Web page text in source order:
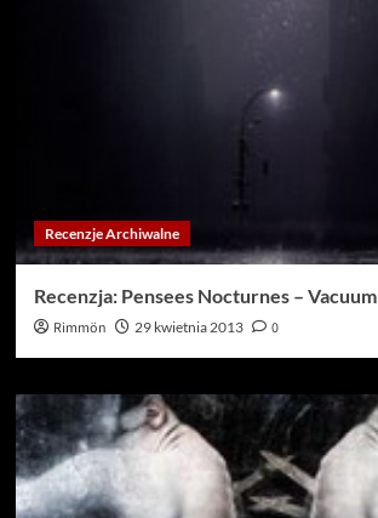
Recenzje Archiwalne
Recenzja: Pensees Nocturnes – Vacuum
Rimmön 29 kwietnia 2013 0